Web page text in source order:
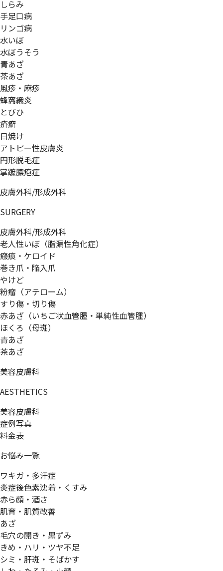
しらみ
手足口病
リンゴ病
水いぼ
水ぼうそう
青あざ
茶あざ
風疹・麻疹
蜂窩織炎
とびひ
疥癬
日焼け
アトピー性皮膚炎
円形脱毛症
掌蹠膿疱症
皮膚外科/形成外科
SURGERY
皮膚外科/形成外科
老人性いぼ（脂漏性角化症）
瘢痕・ケロイド
巻き爪・陥入爪
やけど
粉瘤（アテローム）
すり傷・切り傷
赤あざ（いちご状血管腫・単純性血管腫）
ほくろ（母斑）
青あざ
茶あざ
美容皮膚科
AESTHETICS
美容皮膚科
症例写真
料金表
お悩み一覧
ワキガ・多汗症
炎症後色素沈着・くすみ
赤ら顔・酒さ
肌育・肌質改善
あざ
毛穴の開き・黒ずみ
きめ・ハリ・ツヤ不足
シミ・肝斑・そばかす